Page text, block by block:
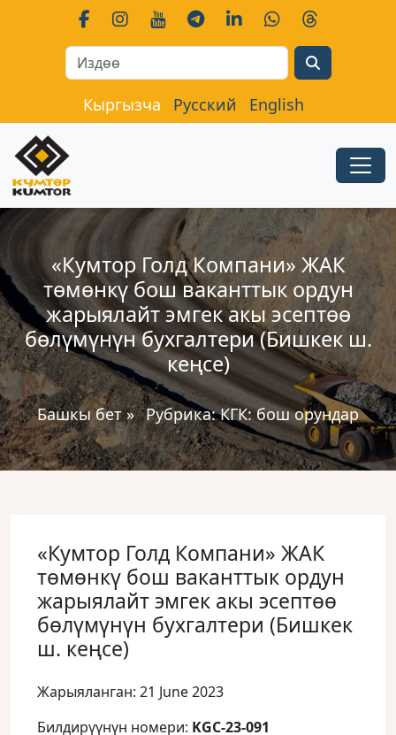
Кыргызча Русский English
«Кумтор Голд Компани» ЖАК
төмөнкү бош ваканттык ордун
жарыялайт эмгек акы эсептөө
бөлүмүнүн бухгалтери (Бишкек ш.
кеңсе)
Башкы бет» Рубрика:КГК: бош орундар
«Кумтор Голд Компани» ЖАК
төмөнкү бош ваканттык ордун
жарыялайт эмгек акы эсептөө
бөлүмүнүн бухгалтери (Бишкек
ш. кеңсе)
Жарыяланган: 21 June 2023
Билдирүүнүн номери: KGC-23-091